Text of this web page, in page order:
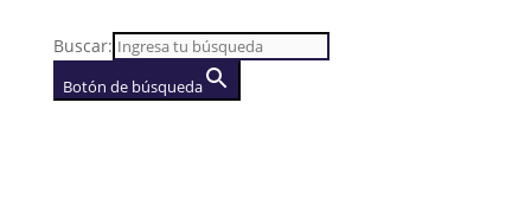
Buscar:
Botón de búsqueda